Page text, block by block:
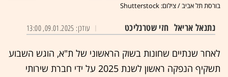
בורסת תל אביב / צילום: Shutterstock
נתנאל אריאל חזי שטרנליכט עודכן: 09.01.2025, 13:00
לאחר שנתיים שחונות בשוק הראשוני של ת"א, הוגש השבוע
תשקיף הנפקה ראשון לשנת 2025 על ידי חברת שירותי